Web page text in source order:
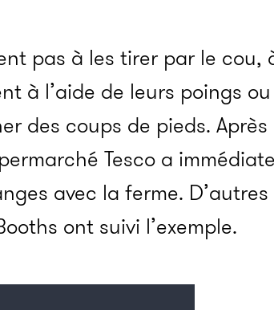
pas à les tirer par le cou,
à l’aide de leurs poings
des coups de pieds.
Tesco a
avec la ferme.
ont suivi l’exemple.